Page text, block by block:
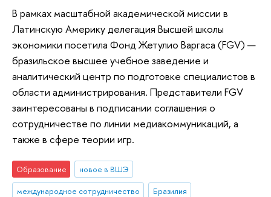
В рамках масштабной академической миссии в
Латинскую Америку делегация Высшей школы
экономики посетила Фонд Жетулио Варгаса (FGV) —
бразильское высшее учебное заведение и
аналитический центр по подготовке специалистов в
области администрирования. Представители FGV
заинтересованы в подписании соглашения о
сотрудничестве по линии медиакоммуникаций, а
также в сфере теории игр.
Образование
новое в ВШЭ
международное сотрудничество
Бразилия